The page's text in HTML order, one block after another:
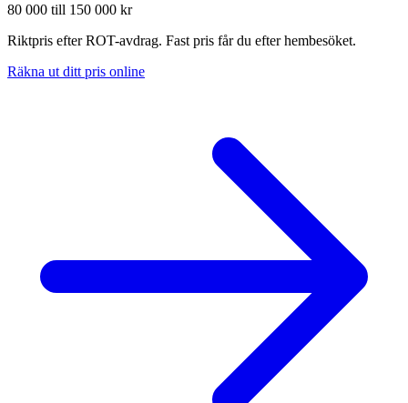
80 000 till 150 000 kr
Riktpris efter ROT-avdrag. Fast pris får du efter hembesöket.
Räkna ut ditt pris online